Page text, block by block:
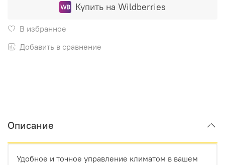
Купить на Wildberries
В избранное
Добавить в сравнение
Описание
Удобное и точное управление климатом в вашем